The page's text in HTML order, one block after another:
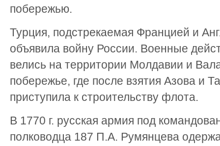
побережью.
Турция, подстрекаемая Францией и
объявила войну России. Военные
велись на территории Молдавии и
побережье, где после взятия Азова и
приступила к строительству флота.
В 1770 г. русская армия под
полководца 187 П.А. Румянцева